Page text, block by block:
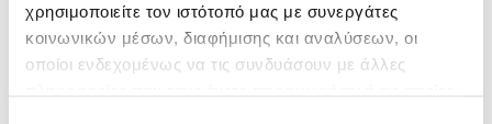
χρησιμοποιείτε τον ιστότοπό μας με συνεργάτες
κοινωνικών μέσων, διαφήμισης και αναλύσεων, οι
οποίοι ενδεχομένως να τις συνδυάσουν με άλλες